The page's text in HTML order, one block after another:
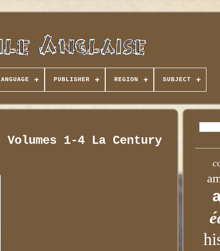
PUBLISHER REGION SUBJECT
1-4 La Century